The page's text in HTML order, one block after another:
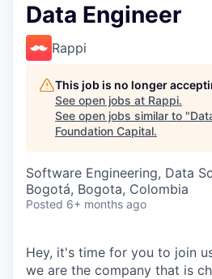
Data Engineer
Rappi
This job is no longer
See open jobs at Rappi.
See open jobs similar to "
Foundation Capital.
Software Engineering, Data
Bogotá, Bogota, Colombia
Posted 6+ months ago
Hey, it's time for you to join
we are the company that is